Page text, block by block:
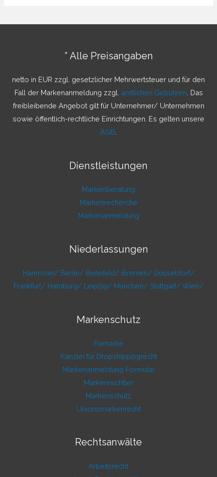
h
* Alle Preisangaben
netto in EUR zzgl. gesetzlicher Mehrwertsteuer und für den
Fall der Markenanmeldung zzgl. amtlichen Gebühren . Das
freibleibende Angebot gilt für Unternehmer/ Unternehmen
sowie öffentlich-rechtliche Einrichtungen. Es gelten unsere
AGB
Dienstleistungen
Markenberatung
Markenrecherche
Markenanmeldung
Niederlassungen
Hannover/ Berlin/ Bielefeld/ Bremen/ Düsseldorf/
Frankfurt/ Hamburg/ Leipzig/ München/ Stuttgart/ Wien/
Markenschutz
Fixmarke
Kanzlei für Dropshippingrecht
Markenanmeldung Formular
Markenrechtler
Markenschutz
Unionsmarkenrecht
Rechtsanwälte
Arbeitsrecht